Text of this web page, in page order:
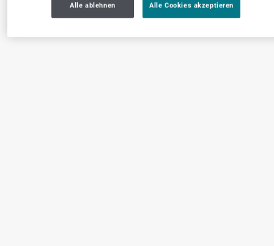
Alle ablehnen Alle Cookies akzeptieren